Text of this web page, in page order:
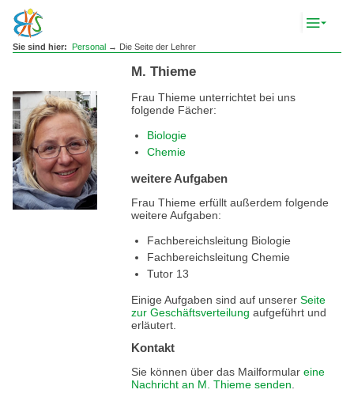
Sie sind hier: Personal→ Die Seite der Lehrer
M. Thieme
Frau Thieme unterrichtet bei uns
folgende Fächer:
Biologie
Chemie
weitere Aufgaben
Frau Thieme erfüllt außerdem folgende
weitere Aufgaben:
Fachbereichsleitung Biologie
Fachbereichsleitung Chemie
Tutor 13
Einige Aufgaben sind auf unserer Seite
zur Geschäftsverteilung aufgeführt und
erläutert.
Kontakt
Sie können über das Mailformular eine
Nachricht an M. Thieme senden.